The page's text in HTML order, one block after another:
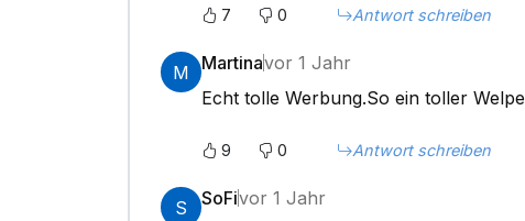
7 0 Antwort schreiben
M Martinavor 1 Jahr
Echt tolle Werbung.So ein toller Welpe
9 0 Antwort schreiben
S SoFivor 1 Jahr